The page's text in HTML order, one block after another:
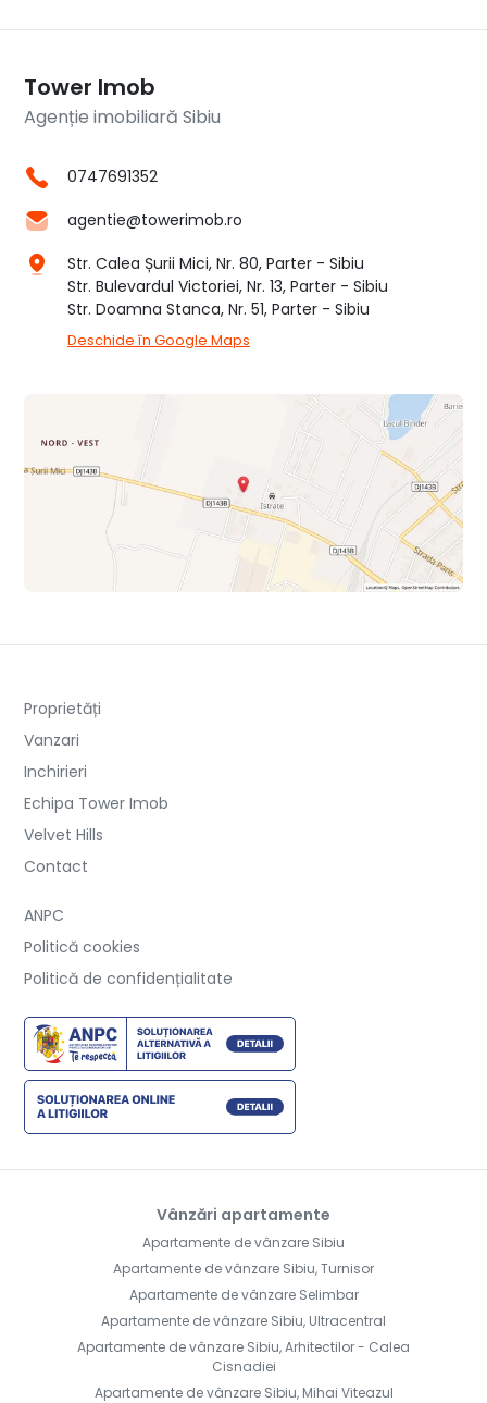
Tower Imob
Agenție imobiliară Sibiu
0747691352
agentie@towerimob.ro
Str. Calea Șurii Mici, Nr. 80, Parter - Sibiu
Str. Bulevardul Victoriei, Nr. 13, Parter - Sibiu
Str. Doamna Stanca, Nr. 51, Parter - Sibiu
Deschide în Google Maps
Proprietăți
Vanzari
Inchirieri
Echipa Tower Imob
Velvet Hills
Contact
ANPC
Politică cookies
Politică de confidențialitate
Vânzări apartamente
Apartamente de vânzare Sibiu
Apartamente de vânzare Sibiu, Turnisor
Apartamente de vânzare Selimbar
Apartamente de vânzare Sibiu, Ultracentral
Apartamente de vânzare Sibiu, Arhitectilor - Calea
Cisnadiei
Apartamente de vânzare Sibiu, Mihai Viteazul